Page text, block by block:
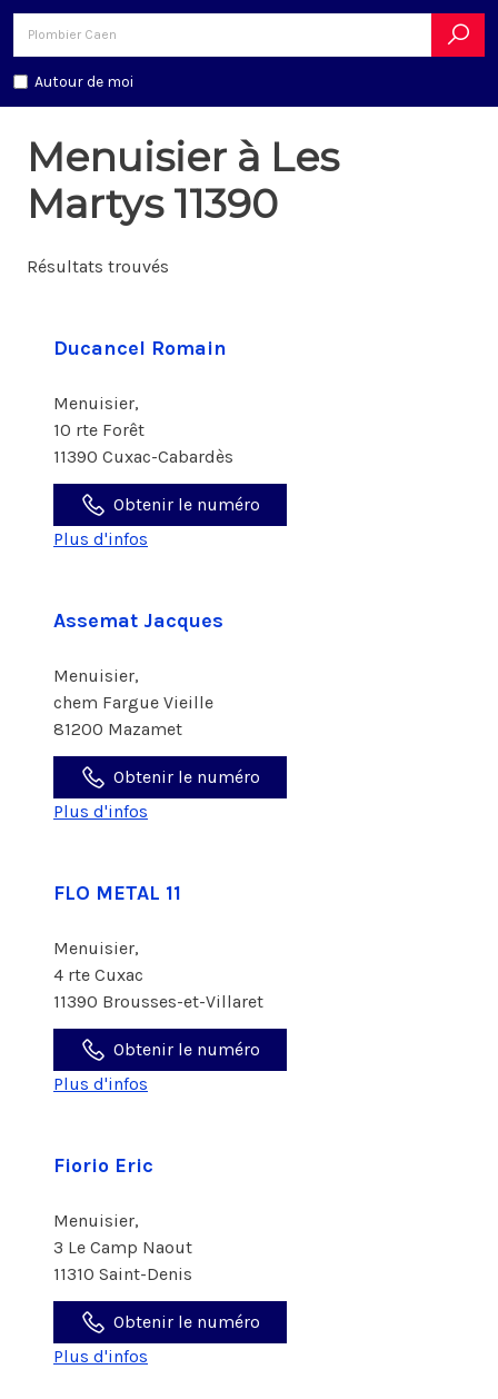
Autour de moi
Menuisier à Les
Martys 11390
Résultats trouvés
Ducancel Romain
Menuisier,
10 rte Forêt
11390 Cuxac-Cabardès
Obtenir le numéro
Plus d'infos
Assemat Jacques
Menuisier,
chem Fargue Vieille
81200 Mazamet
Obtenir le numéro
Plus d'infos
FLO METAL 11
Menuisier,
4 rte Cuxac
11390 Brousses-et-Villaret
Obtenir le numéro
Plus d'infos
Fiorio Eric
Menuisier,
3 Le Camp Naout
11310 Saint-Denis
Obtenir le numéro
Plus d'infos